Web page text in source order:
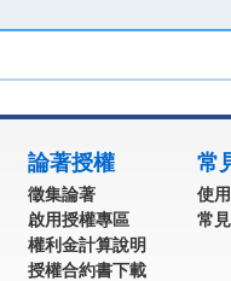
論著授權
徵集論著
啟用授權專區
權利金計算說明
授權合約書下載
常
使
常